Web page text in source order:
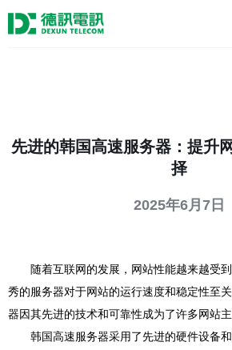
先进的韩国高速服务器：提升
择
2025年6月7日
随着互联网的发展，网站性能越来越受
秀的服务器对于网站的运行速度和稳定性至
器因其先进的技术和可靠性成为了许多网站主
韩国高速服务器采用了先进的硬件设备